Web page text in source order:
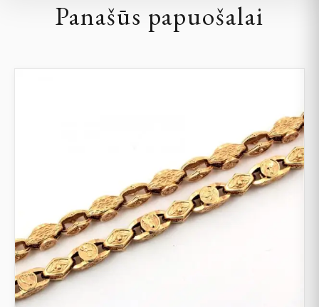
Panašūs papuošalai